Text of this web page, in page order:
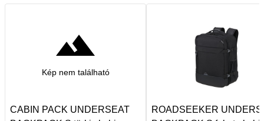
Kép nem található
CABIN PACK UNDERSEAT
ROADSEEKER